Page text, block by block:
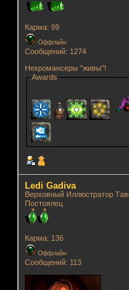
Карма: 99
Оффлайн
Сообщений: 1274
Некромансеры "живы"!
Awards
Ledi Gadiva
Верховный Иллюстратор
Постоялец
Карма: 136
Оффлайн
Сообщений: 113